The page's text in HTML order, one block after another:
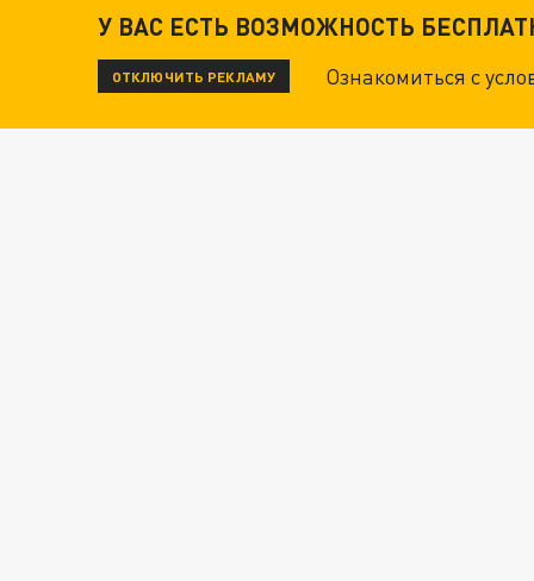
У ВАС ЕСТЬ ВОЗМОЖНОСТЬ
ОТКЛЮЧИТЬ РЕКЛАМУ Ознакомиться с